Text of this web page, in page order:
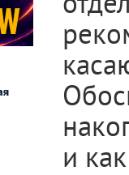
и